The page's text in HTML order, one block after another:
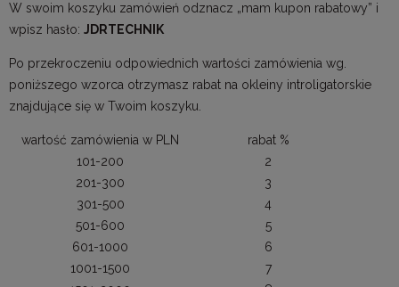
W swoim koszyku zamówień odznacz „mam kupon rabatowy” i
wpisz hasło: JDRTECHNIK
Po przekroczeniu odpowiednich wartości zamówienia wg.
poniższego wzorca otrzymasz rabat na okleiny introligatorskie
znajdujące się w Twoim koszyku.
wartość zamówienia w PLN
rabat %
101-200
2
201-300
3
301-500
4
501-600
5
601-1000
6
1001-1500
7